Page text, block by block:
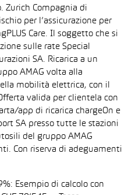
Zurich Compagnia di
per l’assicurazione per
Care. Il soggetto che si
sulle rate Special
SA. Ricarica a un
AMAG volta alla
mobilità elettrica, con il
valida per clientela con
app di ricarica chargeOn e
SA presso tutte le stazioni
del gruppo AMAG
Con riserva di adeguamenti
Esempio di calcolo con